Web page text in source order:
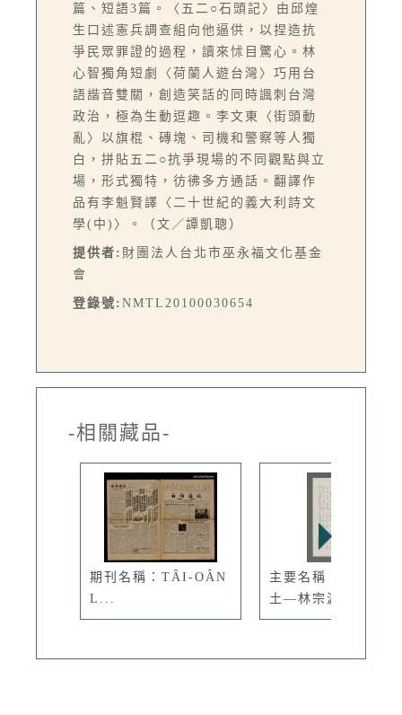
篇、短語3篇。〈五二○石頭記〉由邱煌
生口述憲兵調查組向他逼供，以捏造抗
爭民眾罪證的過程，讀來怵目驚心。林
心智獨角短劇〈荷蘭人遊台灣〉巧用台
語諧音雙關，創造笑話的同時諷刺台灣
政治，極為生動逗趣。李文東〈街頭動
亂〉以旗棍、磚塊、司機和警察等人獨
白，拼貼五二○抗爭現場的不同觀點與立
場，形式獨特，彷彿多方通話。翻譯作
品有李魁賢譯〈二十世紀的義大利詩文
學(中)〉。（文／譚凱聰）
提供者: 財團法人台北市巫永福文化基金
會
登錄號: NMTL20100030654
-相關藏品-
期刊名稱：TÂI-OÂN
L...
主要名稱：現實的風
土—林宗源...